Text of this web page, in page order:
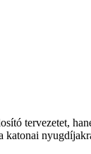
tervezetet,
katonai